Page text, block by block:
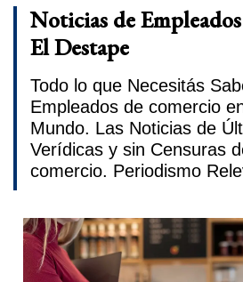
Noticias de
El Destape
Todo lo que Necesitás
Empleados de comercio
Mundo. Las Noticias de
Verídicas y sin Censuras
comercio. Periodismo